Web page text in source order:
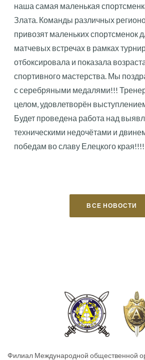
наша самая маленькая
Злата. Команды различных
привозят маленьких спортсменок
матчевых встречах в рамках
отбоксировала и показала
спортивного мастерства. Мы
с серебряными медалями!!!
целом, удовлетворён
Будет проведена работа над
техническими недочётами и
победам во славу Елецкого
ВСЕ НОВОСТИ
Филиал Международной общественной